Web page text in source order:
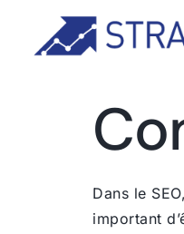
Dans le
important